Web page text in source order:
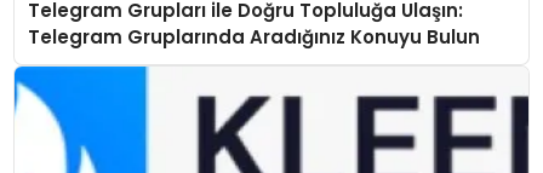
Telegram Grupları ile Doğru Topluluğa Ulaşın:
Telegram Gruplarında Aradığınız Konuyu Bulun